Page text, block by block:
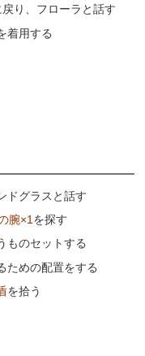
り、フローラと話す
着用する
ドグラスと話す
腕×1 を探す
ものセットする
ための配置をする
を拾う